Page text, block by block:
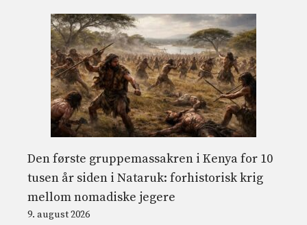
Den første gruppemassakren i Kenya for 10
tusen år siden i Nataruk: forhistorisk krig
mellom nomadiske jegere
9. august 2026